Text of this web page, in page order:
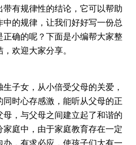
带有规律性的结论，它可以帮助
的规律，让我们好好写一份总
正确的呢？下面是小编帮大家整
欢迎大家分享。
子女，从小倍受父母的关爱，
时心存感激，能听从父母的正
，与父母之间建立起了和谐的
庭中，由于家庭教育存在一定
办，有求必应，使孩子们大有一